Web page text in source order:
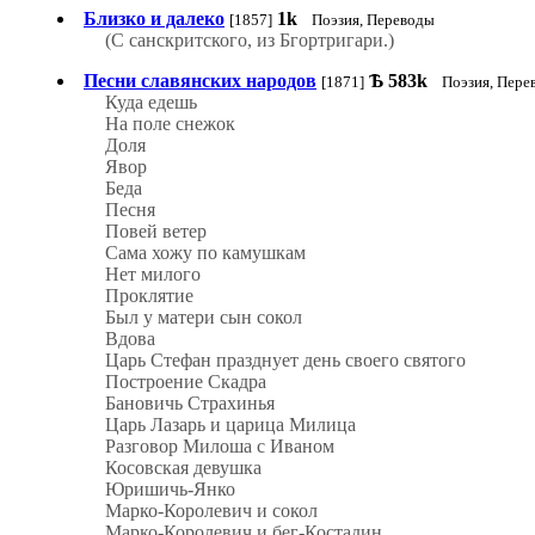
Близко и далеко [1857] 1k Поэзия, Переводы
(С санскритского, из Бгортригари.)
Песни славянских народов [1871] Ѣ 583k Поэзия,
Куда едешь
На поле снежок
Доля
Явор
Беда
Песня
Повей ветер
Сама хожу по камушкам
Нет милого
Проклятие
Был у матери сын сокол
Вдова
Царь Стефан празднует день своего святого
Построение Скадра
Бановичь Страхинья
Царь Лазарь и царица Милица
Разговор Милоша с Иваном
Косовская девушка
Юришичь-Янко
Марко-Королевич и сокол